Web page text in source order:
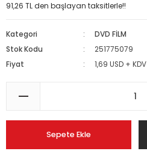
91,26 TL den başlayan taksitlerle!!
Kategori
DVD FİLM
Stok Kodu
251775079
Fiyat
1,69 USD + KDV
Sepete Ekle